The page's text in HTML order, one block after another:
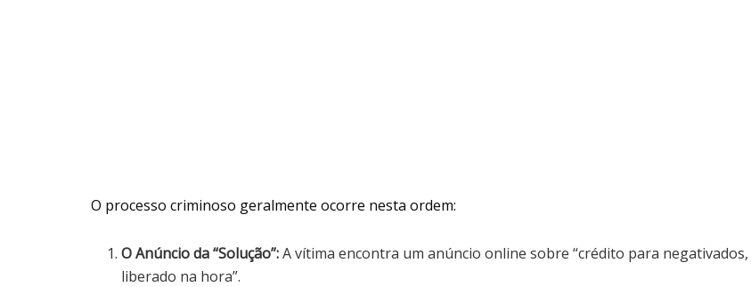
O processo criminoso geralmente ocorre nesta ordem:
O Anúncio da “Solução”:A vítima encontra um anúncio online sobre “crédito para negativados,
liberado na hora”.